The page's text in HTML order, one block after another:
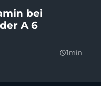
bei
A 6
query_builder1min